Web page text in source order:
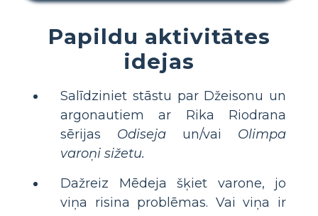
Papildu aktivitātes
idejas
Salīdziniet stāstu par Džeisonu un
argonautiem ar Rika Riodrana
sērijas Odiseja un/vai Olimpa
varoņi sižetu.
Dažreiz Mēdeja šķiet varone, jo
viņa risina problēmas. Vai viņa ir